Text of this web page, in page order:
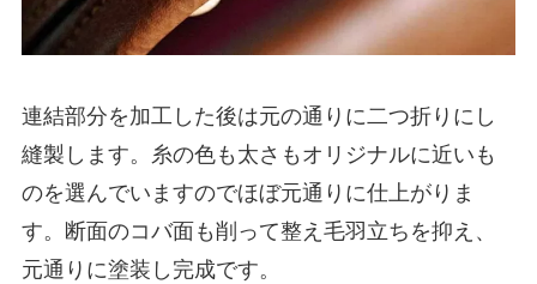
連結部分を加工した後は元の通りに二つ折りにし
縫製します。糸の色も太さもオリジナルに近いも
のを選んでいますのでほぼ元通りに仕上がりま
す。断面のコバ面も削って整え毛羽立ちを抑え、
元通りに塗装し完成です。